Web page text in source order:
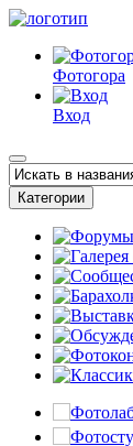
Фотогора
Вход
Категории